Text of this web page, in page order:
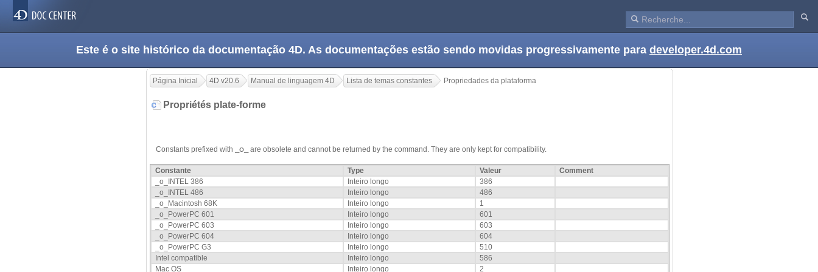
Este é o site histórico da documentação 4D. As documentações estão sendo movidas progressivamente para developer.4d.com
Página Inicial 4D v20.6 Manual de linguagem 4D Lista de temas constantes Propriedades da plataforma
Propriétés plate-forme
Constants prefixed with _o_ are obsolete and cannot be returned by the command. They are only kept for compatibility.
Constante Type Valeur
Comment
_o_INTEL 386
Inteiro longo
386
_o_INTEL 486
Inteiro longo
486
_o_Macintosh 68K
Inteiro longo
1
_o_PowerPC 601
Inteiro longo
601
_o_PowerPC 603
Inteiro longo
603
_o_PowerPC 604
Inteiro longo
604
_o_PowerPC G3
Inteiro longo
510
Intel compatible
Inteiro longo
586
Mac OS
Inteiro longo
2